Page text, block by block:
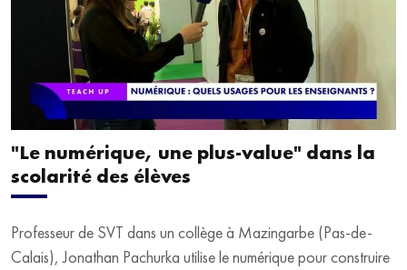
"Le numérique, une plus-value" dans la
scolarité des élèves
Professeur de SVT dans un collège à Mazingarbe (Pas-de-
Calais), Jonathan Pachurka utilise le numérique pour construire